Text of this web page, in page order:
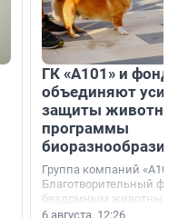
ГК «А101» и фонд
объединяют
защиты
программы
биоразнообразия
Группа компаний
Благотворительный
бездомным животным
заключили соглашение
6 августа, 12:26